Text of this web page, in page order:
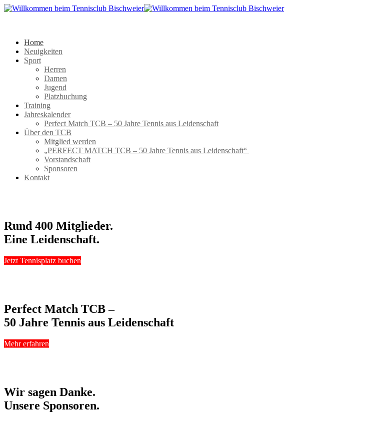
Home
Neuigkeiten
Sport
Herren
Damen
Jugend
Platzbuchung
Training
Jahreskalender
Perfect Match TCB – 50 Jahre Tennis aus Leidenschaft
Über den TCB
Mitglied werden
„PERFECT MATCH TCB – 50 Jahre Tennis aus Leidenschaft“
Vorstandschaft
Sponsoren
Kontakt
Rund 400 Mitglieder.
Eine Leidenschaft.
Jetzt Tennisplatz buchen
Perfect Match TCB –
50 Jahre Tennis aus Leidenschaft
Mehr erfahren
Wir sagen Danke.
Unsere Sponsoren.